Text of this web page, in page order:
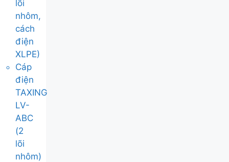
lõi
nhôm,
cách
điện
XLPE)
Cáp
điện
TAXING
LV-
ABC
(2
lõi
nhôm)